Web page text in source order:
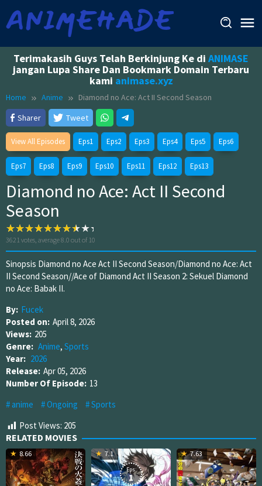
content
Terimakasih Guys Telah Berkinjung Ke di ANIMASE
jangan Lupa Share Dan Bookmark Domain Terbaru
kami animase.xyz
Home Anime
Diamond no Ace: Act II Second Season
Sharer
Tweet
View All Episodes Eps1 Eps2 Eps3 Eps4 Eps5 Eps6
Eps7 Eps8 Eps9 Eps10 Eps11 Eps12 Eps13
Diamond no Ace: Act II Second
Season
3621 votes, average8.0 out of 10
Sinopsis Diamond no Ace Act II Second Season/Diamond no Ace: Act
II Second Season//Ace of Diamond Act II Season 2: Sekuel Diamond
no Ace: Babak II.
By: Fucek
Posted on: April 8, 2026
Views: 205
Genre: Anime, Sports
Year: 2026
Release: Apr 05, 2026
Number Of Episode: 13
anime
Ongoing
Sports
Post Views: 205
RELATED MOVIES
8.66 7.1
Eps:
1
7.63